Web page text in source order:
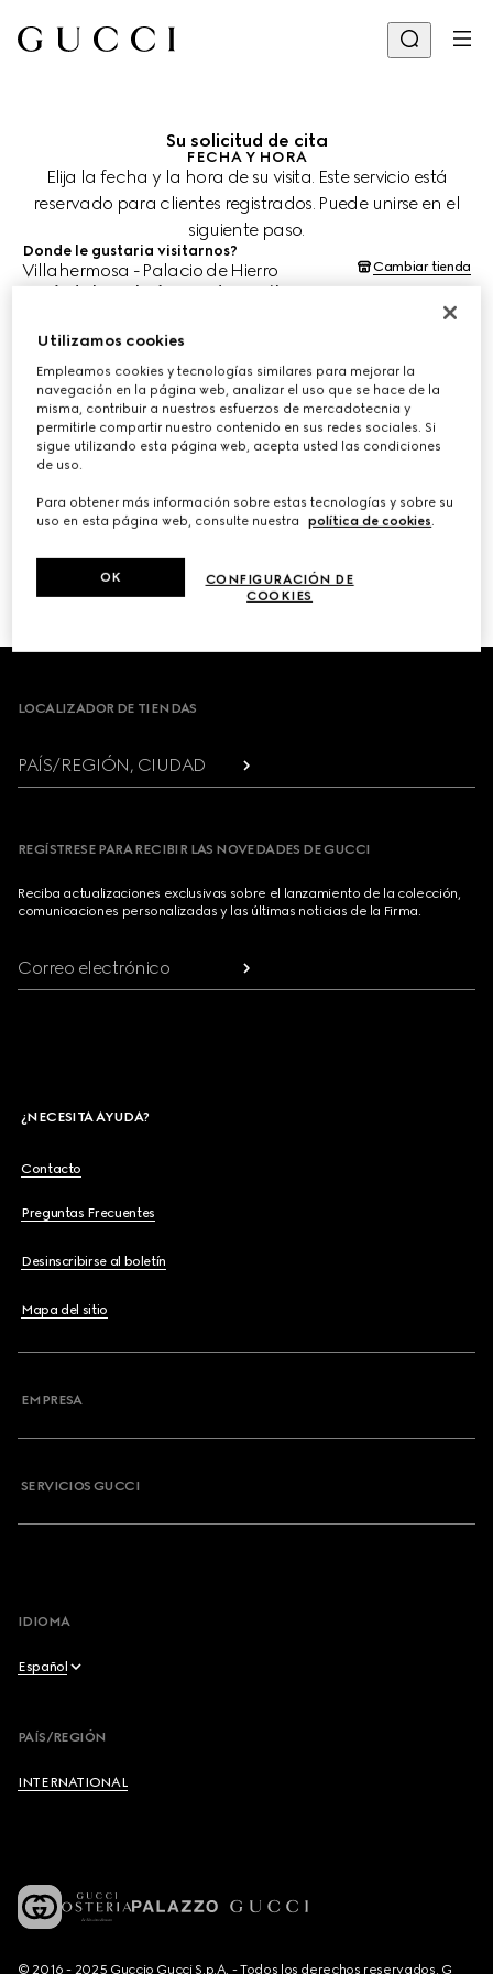
Su solicitud de cita
FECHA Y HORA
Elija la fecha y la hora de su visita. Este servicio está
reservado para clientes registrados. Puede unirse en el
siguiente paso.
Donde le gustaria visitarnos?
Villahermosa - Palacio de Hierro Cambiar tienda
¿Cuándo le gustaría agendar su cita?
Las fechas y horas se muestran en la hora local de la tienda (CST) y
están sujetas a la confirmación del equipo de asesoría de clientes.
ELIJA EL HORARIO*
/3
Footer
LOCALIZADOR DE TIENDAS
PAÍS/REGIÓN, CIUDAD
REGÍSTRESE PARA RECIBIR LAS NOVEDADES DE GUCCI
Reciba actualizaciones exclusivas sobre el lanzamiento de la colección,
comunicaciones personalizadas y las últimas noticias de la Firma.
Correo electrónico
¿NECESITA AYUDA?
Contacto
Preguntas Frecuentes
Desinscribirse al boletín
Mapa del sitio
EMPRESA
SERVICIOS GUCCI
IDIOMA
Español
Français
PAÍS/REGIÓN
INTERNATIONAL
© 2016 - 2025 Guccio Gucci S.p.A. - Todos los derechos reservados. G
Utilizamos cookies
Empleamos cookies y tecnologías similares para mejorar la
navegación en la página web, analizar el uso que se hace de la
misma, contribuir a nuestros esfuerzos de mercadotecnia y
permitirle compartir nuestro contenido en sus redes sociales. Si
sigue utilizando esta página web, acepta usted las condiciones
de uso.
Para obtener más información sobre estas tecnologías y sobre su
uso en esta página web, consulte nuestra
política de cookies.
CONFIGURACIÓN DE
COOKIES
OK